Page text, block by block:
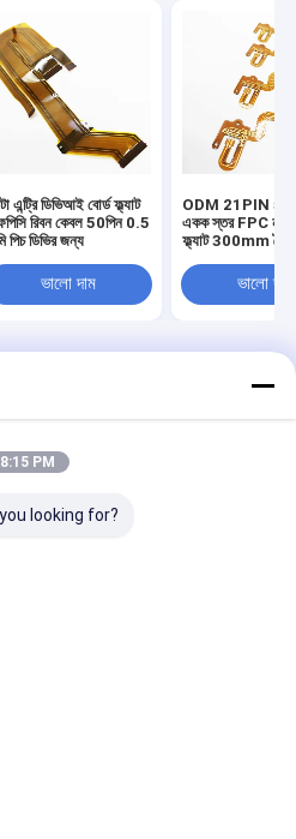
এন্ট্রি ডিভিআই বোর্ড ফ্ল্যাট
রিবন কেবল 50পিন 0.5
পিচ ডিভির জন্য
ভালো দাম
ODM 21PIN
একক স্তর FPC
ফ্ল্যাট 300mm
ভালো দাম
গোপনীয়তা নীতি
© 2026 Shenzhen
Co., Ltd.. All Rights Reserved.
8:15 PM
looking for?